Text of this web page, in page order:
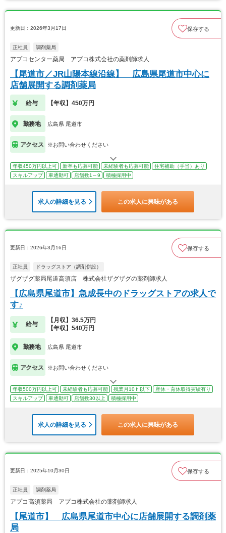
更新日：2026年3月17日 保存する
正社員 調剤薬局
アプコセンター薬局 アプコ株式会社の薬剤師求人
【尾道市／JR山陽本線沿線】 広島県尾道市中心に
店舗展開する調剤薬局
給与 【年収】450万円
勤務地 広島県 尾道市
アクセス ※お問い合わせください
年収450万円以上可 新卒も応募可能 未経験者も応募可能
住宅補助（手当）あり
スキルアップ
車通勤可 店舗数1～9 積極採用中
求人の詳細を見る この求人に興味がある
更新日：2026年3月16日 保存する
正社員 ドラッグストア（調剤併設）
ザグザグ薬局尾道高須店 株式会社ザグザグの薬剤師求人
【広島県尾道市】急成長中のドラッグストアの求人で
す♪
給与
【月収】36.5万円
【年収】540万円
勤務地 広島県 尾道市
アクセス ※お問い合わせください
年収500万円以上可 未経験者も応募可能 残業月10ｈ以下
産休・育休取得実績有り
スキルアップ
車通勤可 店舗数30以上 積極採用中
求人の詳細を見る この求人に興味がある
更新日：2025年10月30日 保存する
正社員 調剤薬局
アプコ高須薬局 アプコ株式会社の薬剤師求人
【尾道市】 広島県尾道市中心に店舗展開する調剤薬
局